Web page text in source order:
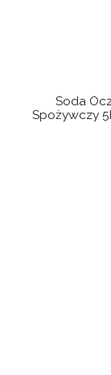
Soda
Spożywczy